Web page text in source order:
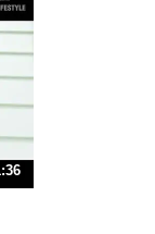
、行動しないから。